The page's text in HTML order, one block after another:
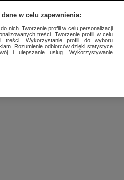
BIZNES
w celu zapewnienia:
nich. Tworzenie profili w celu personalizacji
treści. Tworzenie profili w celu
treści. Wykorzystanie profili do wyboru
Rozumienie odbiorców dzięki statystyce
i ulepszanie usług. Wykorzystywanie